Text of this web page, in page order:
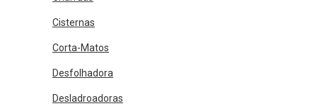
Cisternas
Corta-Matos
Desfolhadora
Desladroadoras